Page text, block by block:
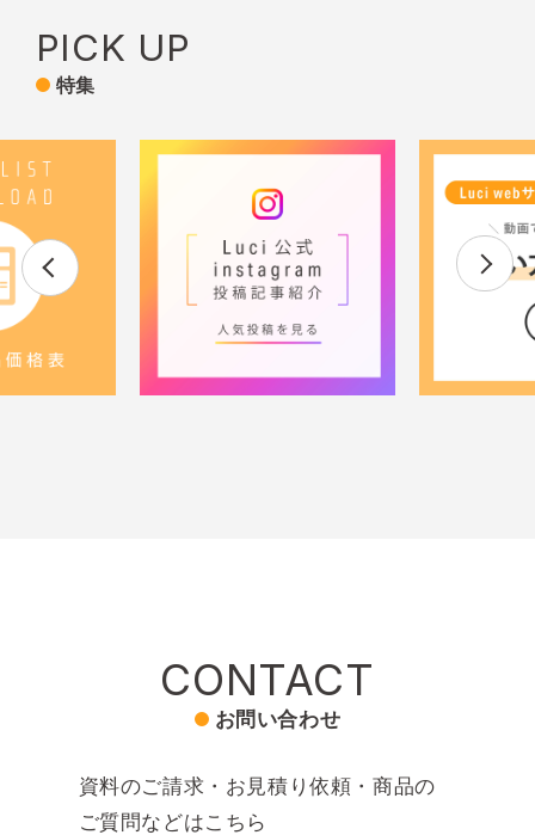
PICK UP
特集
CONTACT
お問い合わせ
資料のご請求・お見積り依頼・商品の
ご質問などはこちら